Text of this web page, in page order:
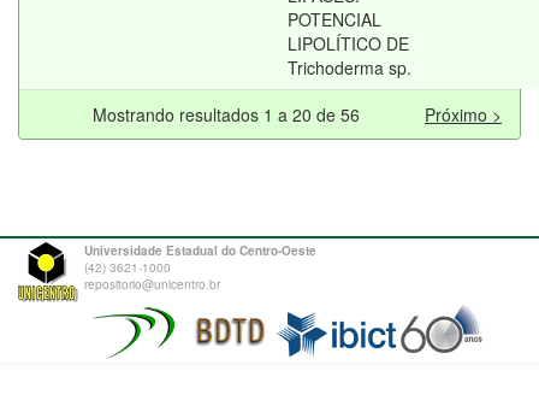
POTENCIAL
LIPOLÍTICO DE
Trichoderma sp.
Mostrando resultados 1 a 20 de 56 Próximo >
Universidade Estadual do Centro-Oeste
(42) 3621-1000
repositorio@unicentro.br